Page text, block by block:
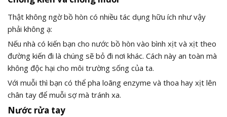
Thật không ngờ bồ hòn có nhiều tác dụng hữu ích như vậy
phải không ạ:
Nếu nhà có kiến bạn cho nước bồ hòn vào bình xịt và xịt theo
đường kiến đi là chúng sẽ bỏ đi nơi khác. Cách này an toàn mà
không độc hại cho môi trường sống của ta.
Với muỗi thì bạn có thể pha loãng enzyme và thoa hay xịt lên
chân tay để muỗi sợ mà tránh xa.
Nước rửa tay